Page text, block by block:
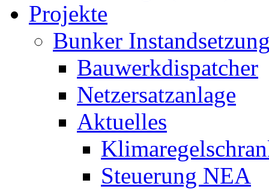
Projekte
Bunker
Bauwerkdispatcher
Netzersatzanlage
Aktuelles
Steuerung NEA